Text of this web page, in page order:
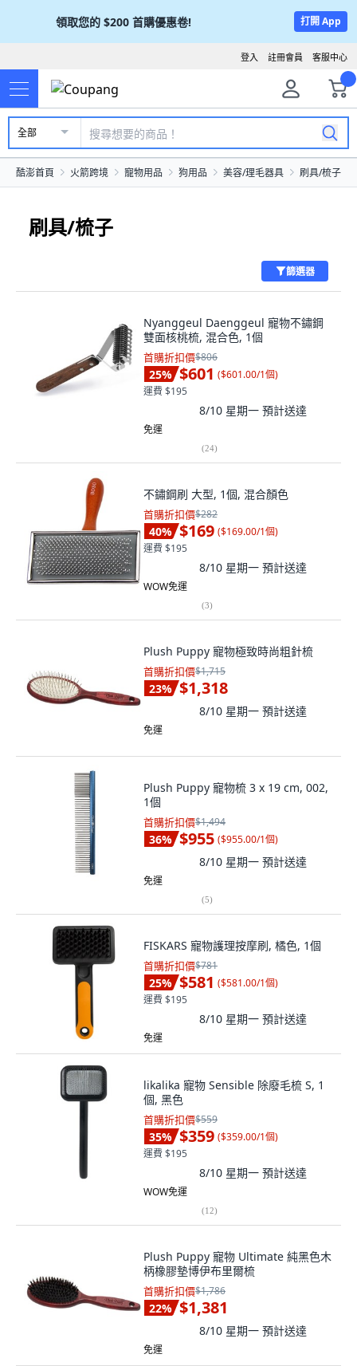
領取您的 $200 首購優惠卷! 打開 App
客服中心
註冊會員
登入
全部
酷澎首頁 火箭跨境 寵物用品 狗用品 美容/理毛器具 刷具/梳子
刷具/梳子
篩選器
Nyanggeul Daenggeul 寵物不鏽鋼
雙面核桃梳, 混合色, 1個
首購折扣價$806
25% $601 ($601.00/1個)
運費 $195
8/10 星期一 預計送達
免運
(24)
不鏽鋼刷 大型, 1個, 混合顏色
首購折扣價$282
40% $169 ($169.00/1個)
運費 $195
8/10 星期一 預計送達
WOW免運
(3)
Plush Puppy 寵物極致時尚粗針梳
首購折扣價$1,715
23% $1,318
8/10 星期一 預計送達
免運
Plush Puppy 寵物梳 3 x 19 cm, 002,
1個
首購折扣價$1,494
36% $955 ($955.00/1個)
8/10 星期一 預計送達
免運
(5)
FISKARS 寵物護理按摩刷, 橘色, 1個
首購折扣價$781
25% $581 ($581.00/1個)
運費 $195
8/10 星期一 預計送達
免運
likalika 寵物 Sensible 除廢毛梳 S, 1
個, 黑色
首購折扣價$559
35% $359 ($359.00/1個)
運費 $195
8/10 星期一 預計送達
WOW免運
(12)
Plush Puppy 寵物 Ultimate 純黑色木
柄橡膠墊博伊布里爾梳
首購折扣價$1,786
22% $1,381
8/10 星期一 預計送達
免運